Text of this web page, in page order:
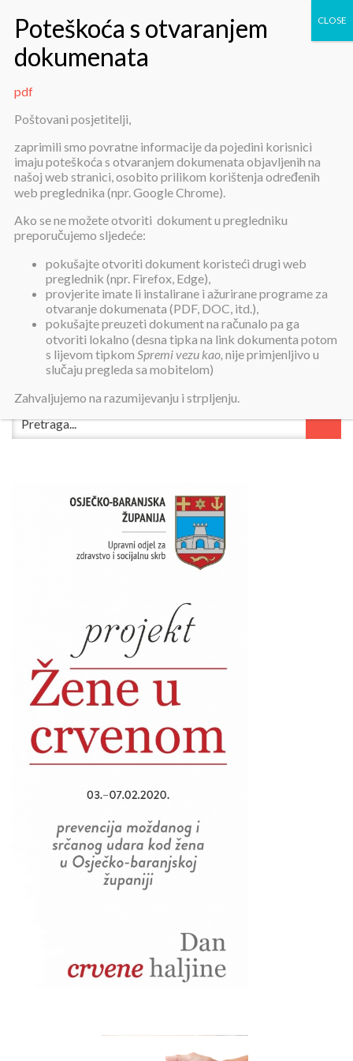
pdf
Objavljeno:30. rujna 2024.
pdf
Poštovani posjetitelji,
zaprimili smo povratne informacije da pojedini korisnici
imaju poteškoća s otvaranjem dokumenata objavljenih na
našoj web stranici, osobito prilikom korištenja određenih
web preglednika (npr. Google Chrome).
Ako se ne možete otvoriti dokument u pregledniku
preporučujemo sljedeće:
pokušajte otvoriti dokument koristeći drugi web
preglednik (npr. Firefox, Edge),
provjerite imate li instalirane i ažurirane programe za
otvaranje dokumenata (PDF, DOC, itd.),
pokušajte preuzeti dokument na računalo pa ga
otvoriti lokalno (desna tipka na link dokumenta potom
s lijevom tipkom Spremi vezu kao, nije primjenljivo u
slučaju pregleda sa mobitelom)
Zahvaljujemo na razumijevanju i strpljenju.